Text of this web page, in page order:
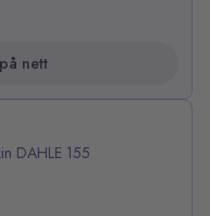
nett
DAHLE 155